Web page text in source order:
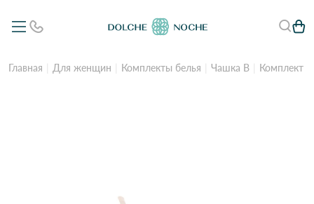
Главная Для женщин Комплекты белья Чашка B Комплект